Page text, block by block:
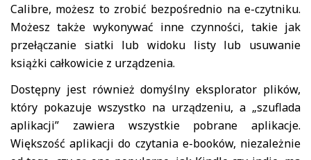
Calibre, możesz to zrobić bezpośrednio na e-czytniku.
Możesz także wykonywać inne czynności, takie jak
przełączanie siatki lub widoku listy lub usuwanie
książki całkowicie z urządzenia.
Dostępny jest również domyślny eksplorator plików,
który pokazuje wszystko na urządzeniu, a „szuflada
aplikacji” zawiera wszystkie pobrane aplikacje.
Większość aplikacji do czytania e-booków, niezależnie